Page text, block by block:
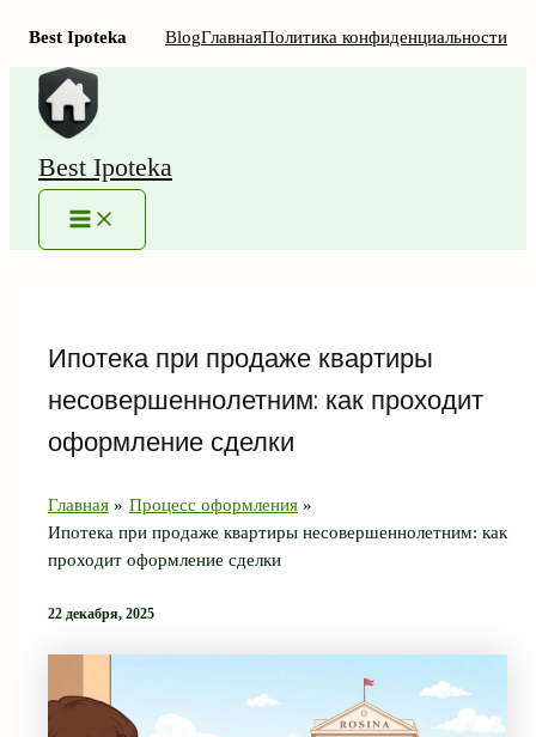
Best Ipoteka BlogГлавнаяПолитика конфиденциальности
Перейти
содержимому
Best Ipoteka
MAIN
MENU
Ипотека при продаже квартиры
несовершеннолетним: как проходит
оформление сделки
Главная
Процесс оформления
Ипотека при продаже квартиры несовершеннолетним: как
проходит оформление сделки
22 декабря, 2025